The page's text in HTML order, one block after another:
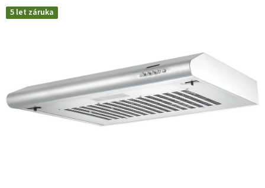
0,0
z 5
5 let záruka